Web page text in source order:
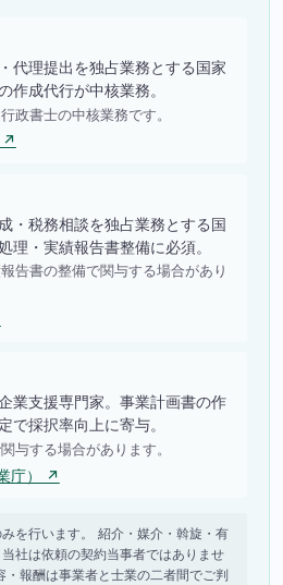
代理提出を独占業務とする国家
作成代行が中核業務。
政書士の中核業務です。
↗
・税務相談を独占業務とする国
理・実績報告書整備に必須。
告書の整備で関与する場合があり
業支援専門家。事業計画書の作
で採択率向上に寄与。
与する場合があります。
庁） ↗
を行います。 紹介・媒介・斡旋・有
社は依頼の契約当事者ではありませ
・報酬は事業者と士業の二者間でご判